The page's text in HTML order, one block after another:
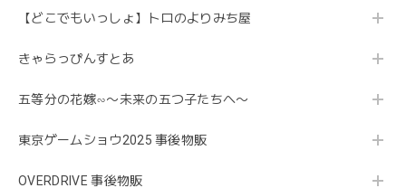
【どこでもいっしょ】トロのよりみち屋
きゃらっぴんすとあ
五等分の花嫁∽〜未来の五つ子たちへ〜
東京ゲームショウ2025 事後物販
OVERDRIVE 事後物販